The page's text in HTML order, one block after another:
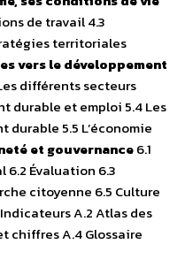
de travail 4.3
territoriales
vers le développement
différents secteurs
durable et emploi 5.4 Les
5.5 L’économie
et gouvernance6.1
6.2 Évaluation 6.3
citoyenne 6.5 Culture
Indicateurs A.2 Atlas des
chiffres A.4 Glossaire